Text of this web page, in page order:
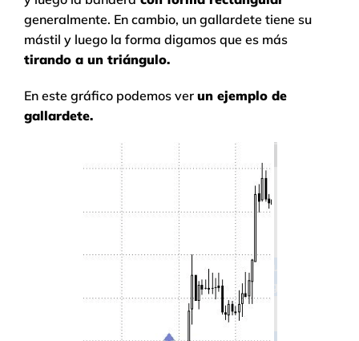
generalmente. En cambio, un gallardete tiene su
mástil y luego la forma digamos que es más
tirando a un triángulo.
En este gráfico podemos ver un ejemplo de
gallardete.